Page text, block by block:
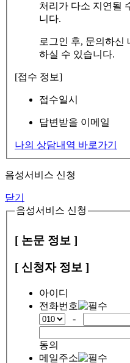
처리가 다소 지연될
니다.
로그인 후, 문의하신
하실 수 있습니다.
[접수 정보]
접수일시
답변받을 이메일
나의 상담내역 바로가기
음성서비스 신청
닫기
음성서비스 신청
[ 논문 정보 ]
[ 신청자 정보 ]
아이디
전화번호
-
동의
메일주소